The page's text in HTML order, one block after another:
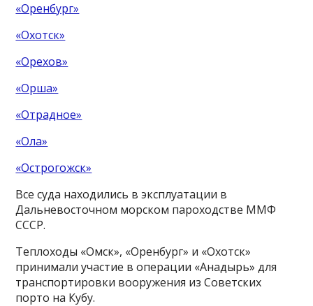
«Оренбург»
«Охотск»
«Орехов»
«Орша»
«Отрадное»
«Ола»
«Острогожск»
Все суда находились в эксплуатации в
Дальневосточном морском пароходстве ММФ
СССР.
Теплоходы «Омск», «Оренбург» и «Охотск»
принимали участие в операции «Анадырь» для
транспортировки вооружения из Советских
порто на Кубу.